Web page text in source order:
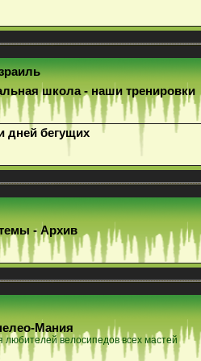
школа - наши тренировки
дней бегущих
- Архив
Мания
любителей велосипедов всех мастей